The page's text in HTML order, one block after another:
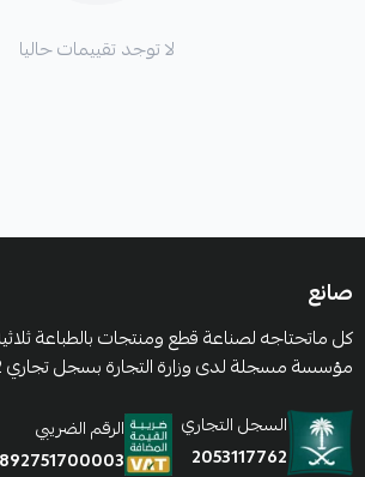
لا توجد تقييمات حاليا
صانع
كل ماتحتاجه لصناعة قطع ومنتجات بالطباعة
مؤسسة مسجلة لدى وزارة التجارة بسجل تجاري 2053117762.
السجل التجاري
2053117762
الرقم الضريبي